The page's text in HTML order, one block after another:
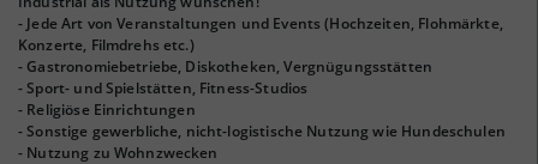
- Jede Art von Veranstaltungen und Events (Hochzeiten, Flohmärkte,
Konzerte, Filmdrehs etc.)
- Gastronomiebetriebe, Diskotheken, Vergnügungsstätten
- Sport- und Spielstätten, Fitness-Studios
- Religiöse Einrichtungen
- Sonstige gewerbliche, nicht-logistische Nutzung wie Hundeschulen
- Nutzung zu Wohnzwecken